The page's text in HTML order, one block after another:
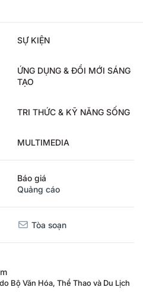
SỰ KIỆN
ỨNG DỤNG & ĐỔI MỚI SÁNG
TẠO
TRI THỨC & KỸ NĂNG SỐNG
MULTIMEDIA
Báo giá
Quảng cáo
Tòa soạn
Bộ Văn Hóa, Thể Thao và Du Lịch